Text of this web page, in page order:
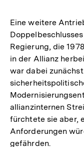
Eine weitere
Regierung, die
in der Allianz
war dabei
allianzinternen
fürchtete sie aber,
Anforderungen
gefährden.